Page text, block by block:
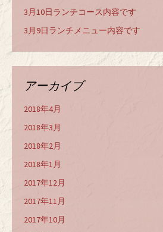
3月10日ランチコース内容です
3月9日ランチメニュー内容です
アーカイブ
2018年4月
2018年3月
2018年2月
2018年1月
2017年12月
2017年11月
2017年10月